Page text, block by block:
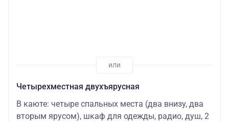
Четырехместная двухъярусная
В каюте: четыре спальных места (два внизу, два
вторым ярусом), шкаф для одежды, радио, душ, 2